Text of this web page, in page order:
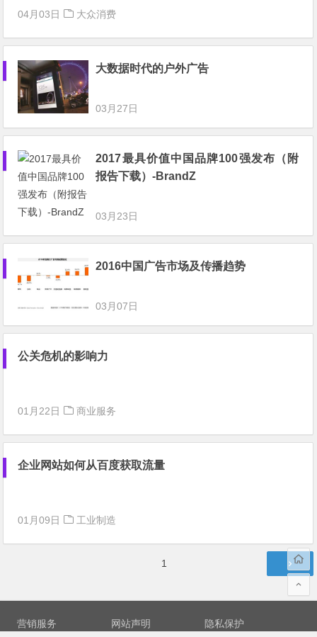
04月03日 大众消费
大数据时代的户外广告
03月27日
2017最具价值中国品牌100强发布（附
报告下载）-BrandZ
03月23日
2016中国广告市场及传播趋势
03月07日
公关危机的影响力
01月22日 商业服务
企业网站如何从百度获取流量
01月09日 工业制造
1
营销服务 网站声明 隐私保护